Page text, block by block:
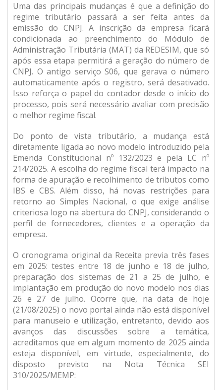
Uma das principais mudanças é que a definição do
regime tributário passará a ser feita antes da
emissão do CNPJ. A inscrição da empresa ficará
condicionada ao preenchimento do Módulo de
Administração Tributária (MAT) da REDESIM, que só
após essa etapa permitirá a geração do número de
CNPJ. O antigo serviço S06, que gerava o número
automaticamente após o registro, será desativado.
Isso reforça o papel do contador desde o início do
processo, pois será necessário avaliar com precisão
o melhor regime fiscal.
Do ponto de vista tributário, a mudança está
diretamente ligada ao novo modelo introduzido pela
Emenda Constitucional nº 132/2023 e pela LC nº
214/2025. A escolha do regime fiscal terá impacto na
forma de apuração e recolhimento de tributos como
IBS e CBS. Além disso, há novas restrições para
retorno ao Simples Nacional, o que exige análise
criteriosa logo na abertura do CNPJ, considerando o
perfil de fornecedores, clientes e a operação da
empresa.
O cronograma original da Receita previa três fases
em 2025: testes entre 18 de junho e 18 de julho,
preparação dos sistemas de 21 a 25 de julho, e
implantação em produção do novo modelo nos dias
26 e 27 de julho. Ocorre que, na data de hoje
(21/08/2025) o novo portal ainda não está disponível
para manuseio e utilização, entretanto, devido aos
avanços das discussões sobre a temática,
acreditamos que em algum momento de 2025 ainda
esteja disponível, em virtude, especialmente, do
disposto previsto na Nota Técnica SEI
310/2025/MEMP: